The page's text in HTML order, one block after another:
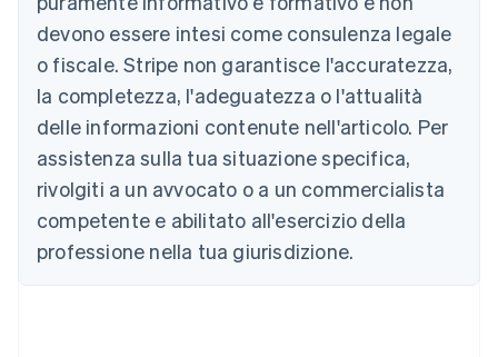
devono essere intesi come consulenza legale
o fiscale. Stripe non garantisce l'accuratezza,
la completezza, l'adeguatezza o l'attualità
delle informazioni contenute nell'articolo. Per
assistenza sulla tua situazione specifica,
rivolgiti a un avvocato o a un commercialista
competente e abilitato all'esercizio della
professione nella tua giurisdizione.
Brasile
Português English
Bulgaria
English
Canada
EnglishFrançais
Cina continentale
简体中文
Cipro
English
Croazia
Danimarca